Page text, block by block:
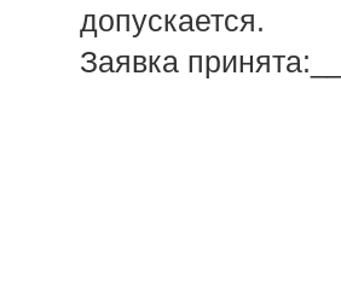
допускается.
Заявка